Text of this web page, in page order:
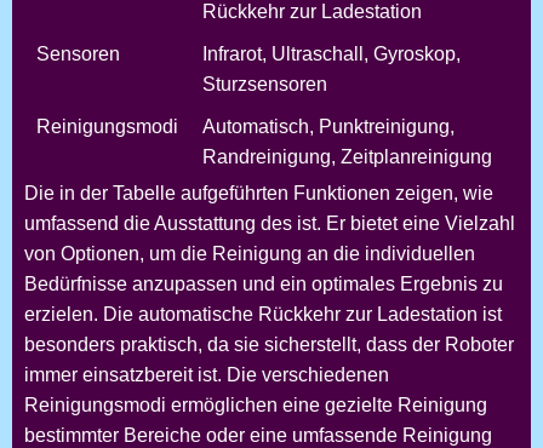
Rückkehr zur Ladestation
Sensoren
Infrarot, Ultraschall, Gyroskop,
Sturzsensoren
Reinigungsmodi
Automatisch, Punktreinigung,
Randreinigung, Zeitplanreinigung
Die in der Tabelle aufgeführten Funktionen zeigen, wie
umfassend die Ausstattung des ist. Er bietet eine Vielzahl
von Optionen, um die Reinigung an die individuellen
Bedürfnisse anzupassen und ein optimales Ergebnis zu
erzielen. Die automatische Rückkehr zur Ladestation ist
besonders praktisch, da sie sicherstellt, dass der Roboter
immer einsatzbereit ist. Die verschiedenen
Reinigungsmodi ermöglichen eine gezielte Reinigung
bestimmter Bereiche oder eine umfassende Reinigung